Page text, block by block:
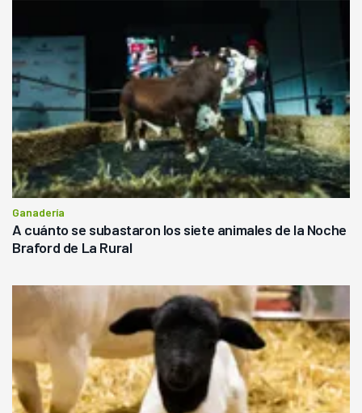
Ganadería
A cuánto se subastaron los siete animales de la Noche
Braford de La Rural